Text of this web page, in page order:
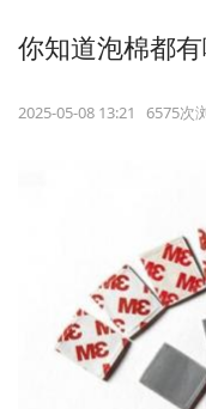
你知道泡棉都
2025-05-08 13:21 6575次